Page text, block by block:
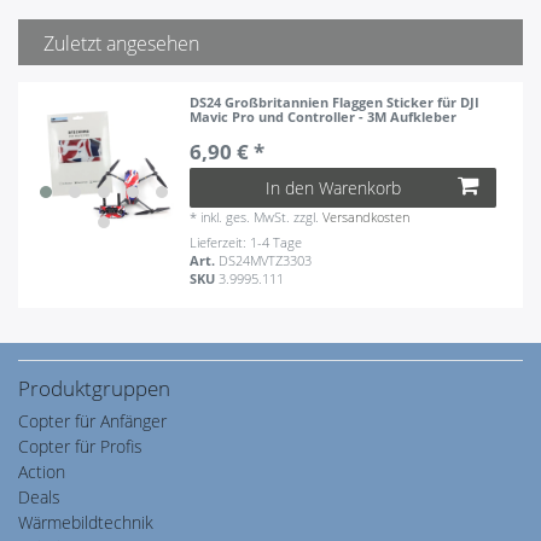
Zuletzt angesehen
DS24 Großbritannien Flaggen Sticker für DJI
Mavic Pro und Controller - 3M Aufkleber
6,90 € *
In den Warenkorb
* inkl. ges. MwSt. zzgl.Versandkosten
Lieferzeit: 1-4 Tage
Art. DS24MVTZ3303
SKU 3.9995.111
Produktgruppen
Copter für Anfänger
Copter für Profis
Action
Deals
Wärmebildtechnik